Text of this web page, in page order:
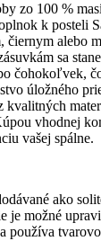
zo 100 %
k posteli
čiernym alebo
sa
čohokoľvek,
úložného
kvalitných
vhodnej
vašej spálne.
ako
je možné
používa